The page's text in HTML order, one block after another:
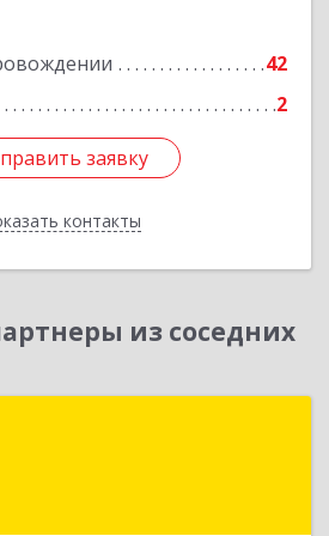
42
2
заявку
контакты
заявку
Назад
из соседних